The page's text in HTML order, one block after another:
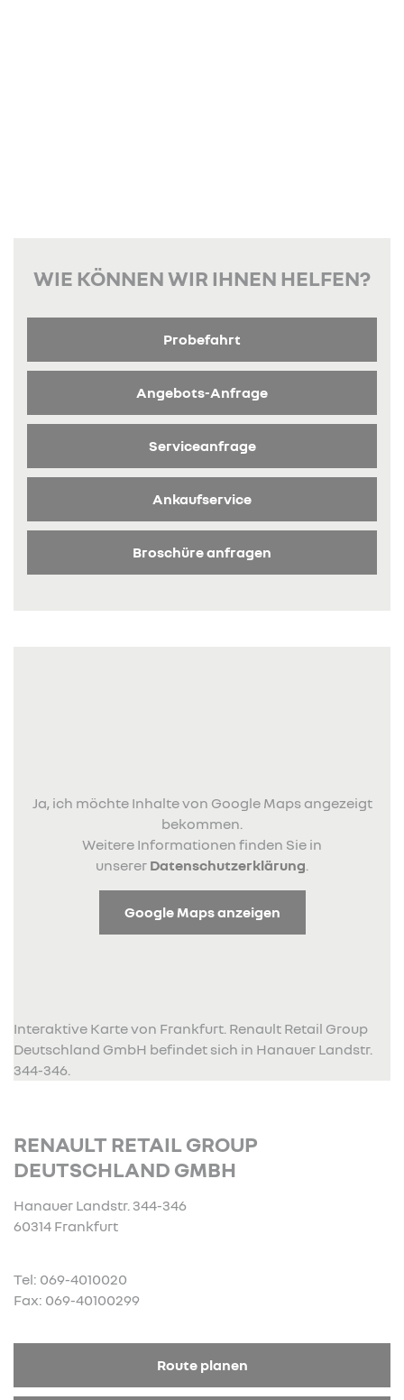
WIE KÖNNEN WIR IHNEN HELFEN?
Probefahrt
Angebots-Anfrage
Serviceanfrage
Ankaufservice
Broschüre anfragen
Ja, ich möchte Inhalte von Google Maps angezeigt
bekommen.
Weitere Informationen finden Sie in
unserer Datenschutzerklärung
Google Maps anzeigen
Interaktive Karte von Frankfurt. Renault Retail Group
Deutschland GmbH befindet sich in Hanauer Landstr.
344-346.
RENAULT RETAIL GROUP
DEUTSCHLAND GMBH
Hanauer Landstr. 344-346
60314 Frankfurt
Tel: 069-4010020
Fax: 069-40100299
Route planen